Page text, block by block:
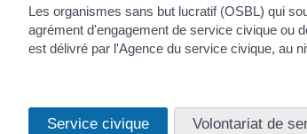
Les organismes sans but lucratif (OSBL) qui
agrément d'engagement de service civique ou
est délivré par l'Agence du service civique, au
Service civique Volontariat de